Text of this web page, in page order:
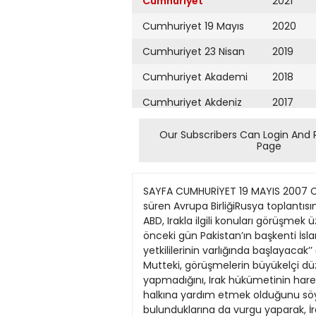
Cumhuriyet 19 Mayıs
Cumhuriyet 23 Nisan
Cumhuriyet Akademi
Cumhuriyet Akdeniz
Cumhuriyet Alışveriş
Cumhuriyet Ankara
Cumhuriyet Büyük
Taaruz
Cumhuriyet
Cumartesi
Cumhuriyet Çevre
2020
2019
2018
2017
2016
2015
2013
2012
2011
2010
2009
Our Subscribers Can Login And
Page
SAYFA CUMHURİYET 19 MAYIS 2007 CUMARTESİ 10 28 Mayıs’taki görüşmenin konusu Irak DIŞ HABERLER dishab?cumhuriyet.com.tr İki gün süren Avrupa BirliğiRusya toplantısında kritik başlıklarda ilerleme kaydedilemedi İran ile ABD masaya oturacak Dış Haberler Servisi İran ve ABD, Irakla ilgili konuları görüşmek üzere Bağdat’ta büyükelçilik düzeyinde bir toplantı yapacaklar. İran Dışişleri Bakanı Manuçehr Mutteki, önceki gün Pakistan’ın başkenti İslamabad’da düzenlediği basın toplantısında, “Irak’taki görüşmeler Irak’la sınırlı olacak ve Iraklı yetkililerinin varlığında başlayacak’’ dedi. 28 Mayıs’ta yapılacak toplantıda Irak’ın güvenliği ile ilgili konuların ele alınacağını söyleyen Mutteki, görüşmelerin büyükelçi düzeyinde olacağını da belirtti. işgal eden ABD’nin bu ülkenin güvenliği konusunda görevini yapmadığını, Irak hükümetinin hareket alanını daralttığını ve Irak’ta terorizmi desteklediğini hatırlatan Hamaney, İran’ın amacının Irak halkına yardım etmek olduğunu söyledi. Ayetullah Hamaney, ABD’li yetkililerin İran’la doğrudan görüşmek için resmi yazılı istemde bulunduklarına da vurgu yaparak, İran’ın bu görüşmede yalnızca Irak’ın işgalcilerine, Irak’ta vazifelerinin neler olduğunu hatırlatacağını, ABD ve İran ilişkileriyle ilgili görüşmelerin ABD’nin İran’a karşı düşmanca siyasetleri devam ettiği sürece gerçekleşmeyeceğini belirtti. ABD Dışişleri Bakanlığı da iki ülkenin büyükelçilerinin 28 Mayıs’ta Bağdat’ta bir araya geleceğini doğruladı. Bakanlık sözcüsü Sean McCormack, görüşmede ABD heyetine Bağdat büyükelçileri Ryan Crocker’ın başkanlık edeceğini söyledi. Samara’da gergin zirve ? Rusya Devlet Başkanı Vladimir Putin, Almanya Başbakanı Angela Merkel ve Avrupa Komisyonu Başkanı Jose Manuel Barroso’nun katıldığı toplantıda Kosova, ABD’nin füze savunma kalkanı, Ortadoğu ve enerji gibi önemli başlıklarda anlaşmaya varılamadı. DENİZ BERKTAY ‘İlişkilerde değişiklik yok’ İran’ın dini lideri Ayetullah Ali Hamaney de İran’ın Meşhed kentine yaptığı ziyaretinde, Irak konusunda İranABD görüşmesine değinerek, İran’ın ABD ile ilişkilerinde değişiklik olmadığını ve görüşmelerde İranABD ilişkilerinin ele alınmayacağını açıkladı. Irak’ı ABD Senatosu’nda anlaşmaya varıldı Kaçak göçmenlere bedelli oturum izni Dış Haberler Servisi ABD Senatosu’ndaki Demokratlar ve Cumhuriyetçiler, yasadışı olarak ülkede bulunan 12 milyon göçmene vatandaşlık yolunu açan yeni göçmenlik yasası konusunda anlaşmaya vardı. Düzenlenen ortak basın toplantısında konuşan Senatör Edward Kennedy, anlaşmanın “ABD sınırlarını güvenli hale getirmek ve milyonlarca